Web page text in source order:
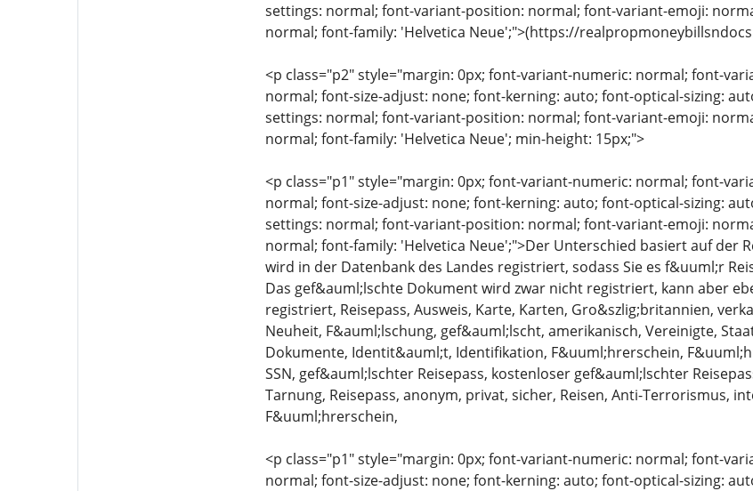
settings: normal; font-variant-position: normal; font-variant-emoji:
normal; font-family: 'Helvetica Neue';">(https://
<p class="p2" style="margin: 0px; font-variant-numeric: normal; font-
normal; font-size-adjust: none; font-kerning: auto; font-optical-sizing:
settings: normal; font-variant-position: normal; font-variant-emoji:
normal; font-family: 'Helvetica Neue'; min-height: 15px;">
<p class="p1" style="margin: 0px; font-variant-numeric: normal; font-
normal; font-size-adjust: none; font-kerning: auto; font-optical-sizing:
settings: normal; font-variant-position: normal; font-variant-emoji:
normal; font-family: 'Helvetica Neue';">Der Unterschied basiert auf der
wird in der Datenbank des Landes registriert, sodass Sie es f&uuml;r
Das gef&auml;lschte Dokument wird zwar nicht registriert, kann aber
registriert, Reisepass, Ausweis, Karte, Karten, Gro&szlig;britannien,
Neuheit, F&auml;lschung, gef&auml;lscht, amerikanisch, Vereinigte,
Dokumente, Identit&auml;t, Identifikation, F&uuml;hrerschein,
SSN, gef&auml;lschter Reisepass, kostenloser gef&auml;lschter
Tarnung, Reisepass, anonym, privat, sicher, Reisen, Anti-Terrorismus,
F&uuml;hrerschein,
<p class="p1" style="margin: 0px; font-variant-numeric: normal; font-
normal; font-size-adjust: none; font-kerning: auto; font-optical-sizing: